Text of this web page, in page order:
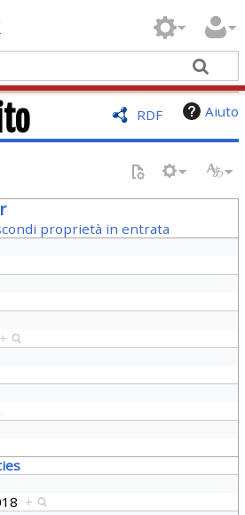
RDF Aiuto
proprietà in entrata
+
+